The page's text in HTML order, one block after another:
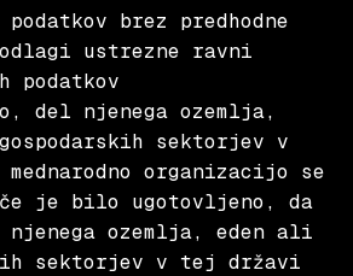
podatkov brez predhodne
ustrezne ravni
podatkov
del njenega ozemlja,
sektorjev v
organizacijo se
je bilo ugotovljeno, da
ozemlja, eden ali
sektorjev v tej državi